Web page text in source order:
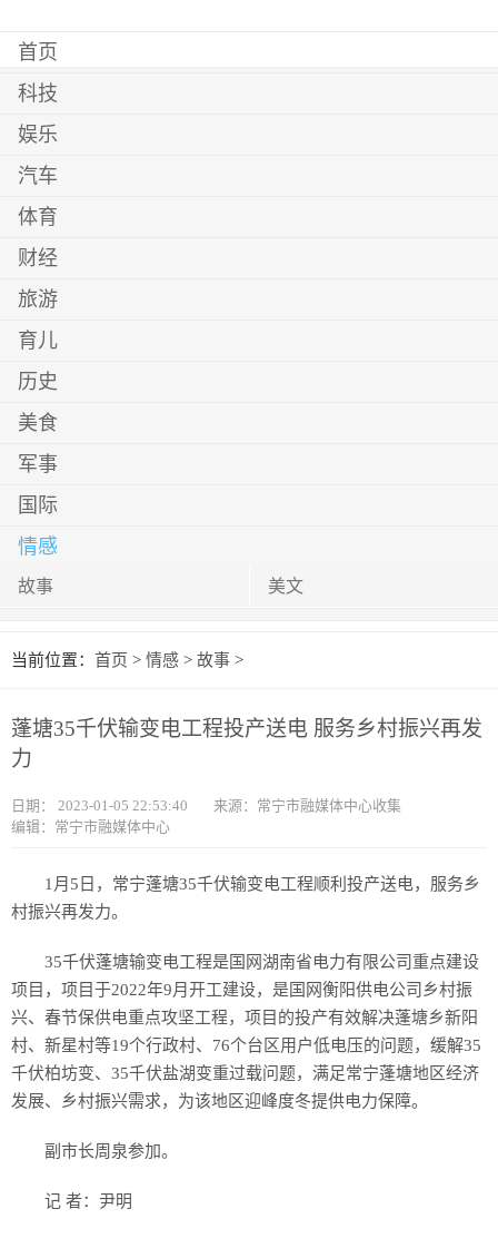
首页
科技
娱乐
汽车
体育
财经
旅游
育儿
历史
美食
军事
国际
情感
故事 美文
当前位置： 首页 > 情感 > 故事 >
蓬塘35千伏输变电工程投产送电 服务乡村振兴再发
力
日期： 2023-01-05 22:53:40
来源：常宁市融媒体中心收集
编辑：常宁市融媒体中心
1月5日，常宁蓬塘35千伏输变电工程顺利投产送电，服务乡
村振兴再发力。
35千伏蓬塘输变电工程是国网湖南省电力有限公司重点建设
项目，项目于2022年9月开工建设，是国网衡阳供电公司乡村振
兴、春节保供电重点攻坚工程，项目的投产有效解决蓬塘乡新阳
村、新星村等19个行政村、76个台区用户低电压的问题，缓解35
千伏柏坊变、35千伏盐湖变重过载问题，满足常宁蓬塘地区经济
发展、乡村振兴需求，为该地区迎峰度冬提供电力保障。
副市长周泉参加。
记 者：尹明